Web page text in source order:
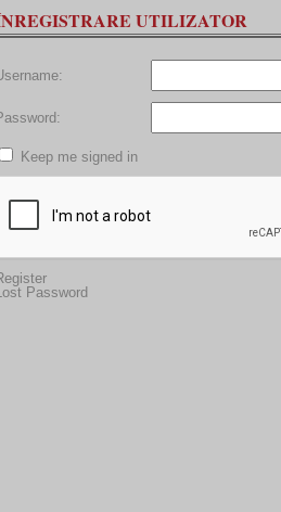
UTILIZATOR
Keep me signed in
Password